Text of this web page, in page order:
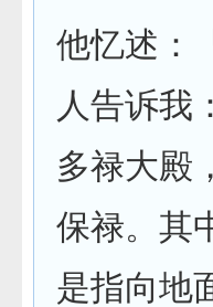
他忆述：
人告诉我
多禄大殿
保禄。其
是指向地